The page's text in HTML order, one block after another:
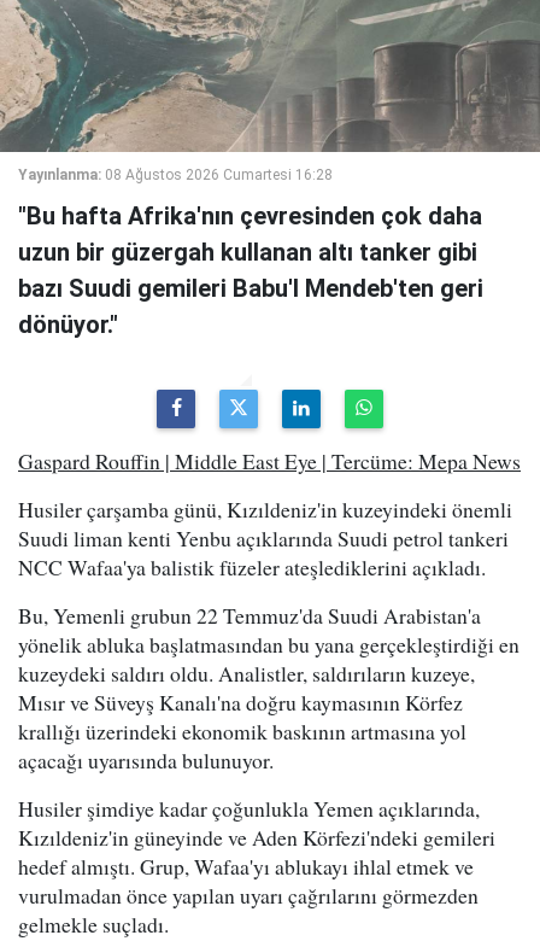
Yayınlanma: 08 Ağustos 2026 Cumartesi 16:28
"Bu hafta Afrika'nın çevresinden çok daha
uzun bir güzergah kullanan altı tanker gibi
bazı Suudi gemileri Babu'l Mendeb'ten geri
dönüyor."
Gaspard Rouffin | Middle East Eye | Tercüme: Mepa News
Husiler çarşamba günü, Kızıldeniz'in kuzeyindeki önemli
Suudi liman kenti Yenbu açıklarında Suudi petrol tankeri
NCC Wafaa'ya balistik füzeler ateşlediklerini açıkladı.
Bu, Yemenli grubun 22 Temmuz'da Suudi Arabistan'a
yönelik abluka başlatmasından bu yana gerçekleştirdiği en
kuzeydeki saldırı oldu. Analistler, saldırıların kuzeye,
Mısır ve Süveyş Kanalı'na doğru kaymasının Körfez
krallığı üzerindeki ekonomik baskının artmasına yol
açacağı uyarısında bulunuyor.
Husiler şimdiye kadar çoğunlukla Yemen açıklarında,
Kızıldeniz'in güneyinde ve Aden Körfezi'ndeki gemileri
hedef almıştı. Grup, Wafaa'yı ablukayı ihlal etmek ve
vurulmadan önce yapılan uyarı çağrılarını görmezden
gelmekle suçladı.